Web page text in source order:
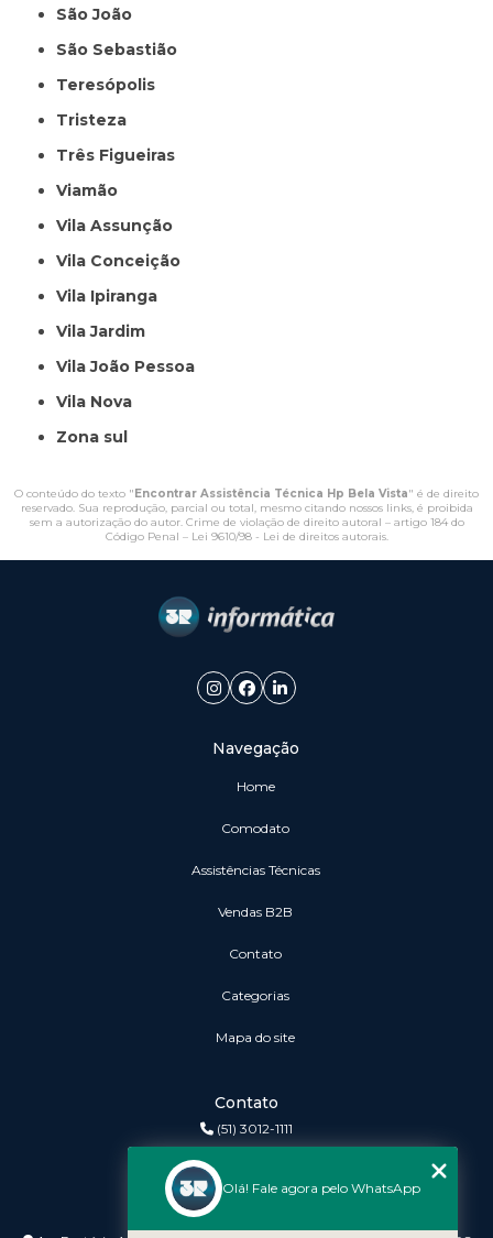
São João
São Sebastião
Teresópolis
Tristeza
Três Figueiras
Viamão
Vila Assunção
Vila Conceição
Vila Ipiranga
Vila Jardim
Vila João Pessoa
Vila Nova
Zona sul
O conteúdo do texto "Encontrar Assistência Técnica Hp Bela Vista" é de direito
reservado. Sua reprodução, parcial ou total, mesmo citando nossos links, é proibida
sem a autorização do autor. Crime de violação de direito autoral – artigo 184 do
Código Penal – Lei 9610/98 - Lei de direitos autorais.
Navegação
Home
Comodato
Assistências Técnicas
vendas B2B
Contato
Categorias
Mapa do site
Contato
(51) 3012-1111
Endereço
Olá! Fale agora pelo WhatsApp